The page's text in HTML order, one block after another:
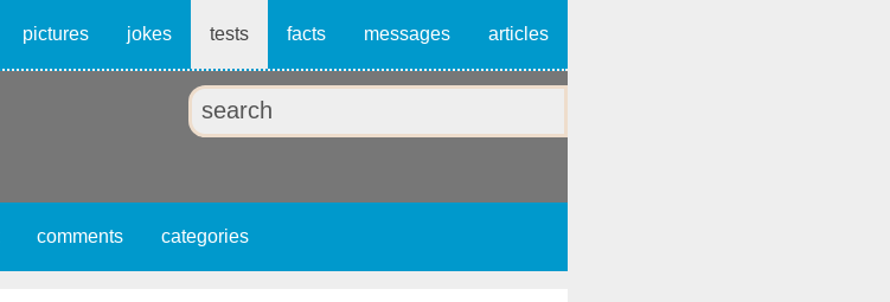
pictures jokes tests facts messages articles
comments categories